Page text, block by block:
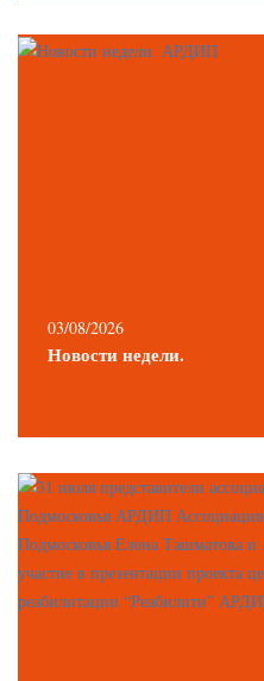
03/08/2026
Новости недели.